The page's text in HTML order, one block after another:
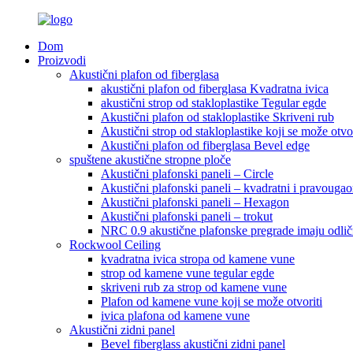
Dom
Proizvodi
Akustični plafon od fiberglasa
akustični plafon od fiberglasa Kvadratna ivica
akustični strop od stakloplastike Tegular egde
Akustični plafon od stakloplastike Skriveni rub
Akustični strop od stakloplastike koji se može
Akustični plafon od fiberglasa Bevel edge
spuštene akustične stropne ploče
Akustični plafonski paneli – Circle
Akustični plafonski paneli – kvadratni i
Akustični plafonski paneli – Hexagon
Akustični plafonski paneli – trokut
NRC 0.9 akustične plafonske pregrade imaju
Rockwool Ceiling
kvadratna ivica stropa od kamene vune
strop od kamene vune tegular egde
skriveni rub za strop od kamene vune
Plafon od kamene vune koji se može otvoriti
ivica plafona od kamene vune
Akustični zidni panel
Bevel fiberglass akustični zidni panel